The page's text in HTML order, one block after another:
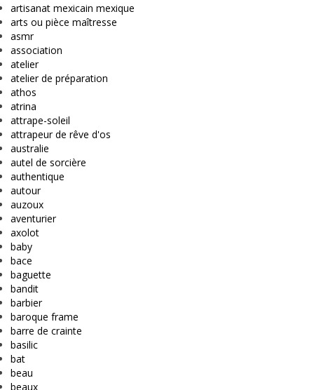
artisanat mexicain mexique
arts ou pièce maîtresse
asmr
association
atelier
atelier de préparation
athos
atrina
attrape-soleil
attrapeur de rêve d'os
australie
autel de sorcière
authentique
autour
auzoux
aventurier
axolot
baby
bace
baguette
bandit
barbier
baroque frame
barre de crainte
basilic
bat
beau
beaux